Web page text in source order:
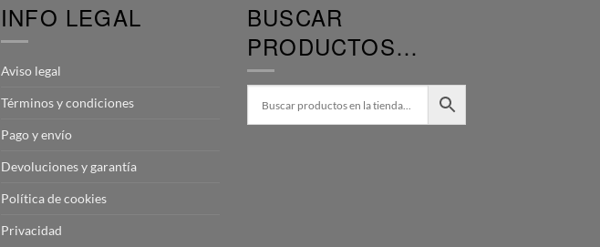
INFO LEGAL
Aviso legal
Términos y condiciones
Pago y envío
Devoluciones y garantía
Política de cookies
Privacidad
BUSCAR
PRODUCTOS…